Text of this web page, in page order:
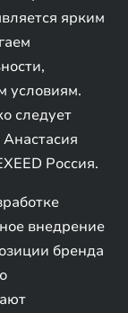
ярким
условиям.
следует
Россия.
внедрение
бренда